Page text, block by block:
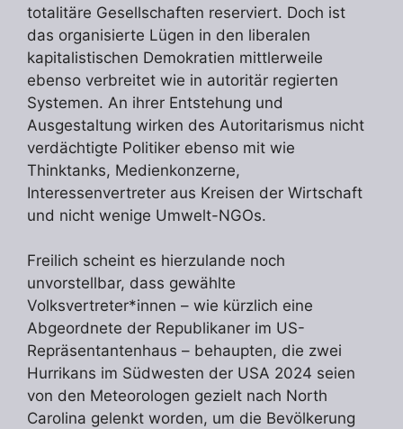
totalitäre Gesellschaften reserviert. Doch ist
das organisierte Lügen in den liberalen
kapitalistischen Demokratien mittlerweile
ebenso verbreitet wie in autoritär regierten
Systemen. An ihrer Entstehung und
Ausgestaltung wirken des Autoritarismus nicht
verdächtigte Politiker ebenso mit wie
Thinktanks, Medienkonzerne,
Interessenvertreter aus Kreisen der Wirtschaft
und nicht wenige Umwelt-NGOs.
Freilich scheint es hierzulande noch
unvorstellbar, dass gewählte
Volksvertreter*innen – wie kürzlich eine
Abgeordnete der Republikaner im US-
Repräsentantenhaus – behaupten, die zwei
Hurrikans im Südwesten der USA 2024 seien
von den Meteorologen gezielt nach North
Carolina gelenkt worden, um die Bevölkerung